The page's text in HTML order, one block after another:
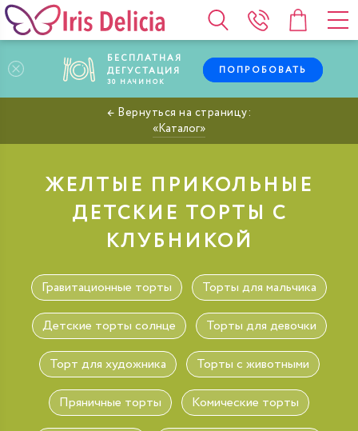
БЕСПЛАТНАЯ
ДЕГУСТАЦИЯ
30 НАЧИНОК
ПОПРОБОВАТЬ
Каталог
ЖЕЛТЫЕ ПРИКОЛЬНЫЕ
ДЕТСКИЕ ТОРТЫ С
КЛУБНИКОЙ
Гравитационные торты Торты для мальчика
Детские торты солнце Торты для девочки
Торт для художника Торты с животными
Пряничные торты Комические торты